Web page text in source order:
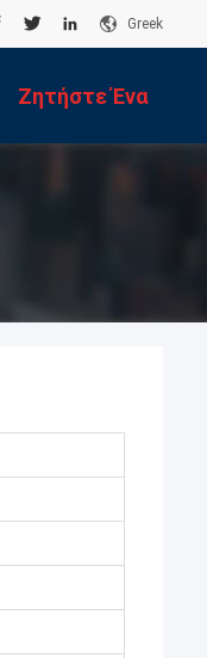
Greek
Ζητήστε Ένα
Απόσπασμα